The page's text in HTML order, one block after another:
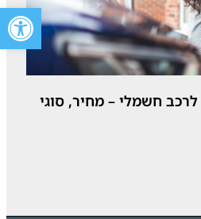
פתח
חשמלי – מחיר, סוגי